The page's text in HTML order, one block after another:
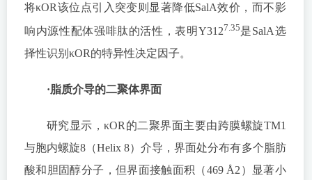
将κOR该位点引入突变则显著降低SalA效价，而不影
响内源性配体强啡肽的活性，表明Y3127.35是SalA选
择性识别κOR的特异性决定因子。
·脂质介导的二聚体界面
研究显示，κOR的二聚界面主要由跨膜螺旋TM1
与胞内螺旋8（Helix 8）介导，界面处分布有多个脂肪
酸和胆固醇分子，但界面接触面积（469 Å2）显著小